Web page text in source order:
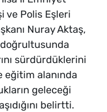
ve Polis Eşleri
Nuray Aktaş,
sürdürdüklerini
eğitim alanında
geleceği
belirtti.